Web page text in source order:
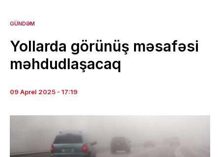
GÜNDƏM
Yollarda görünüş məsafəsi
məhdudlaşacaq
09 Aprel 2025 - 17:19